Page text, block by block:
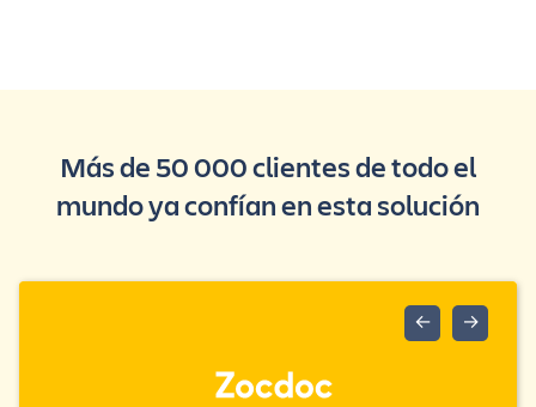
Más de 50 000 clientes de todo el
mundo ya confían en esta solución
← →